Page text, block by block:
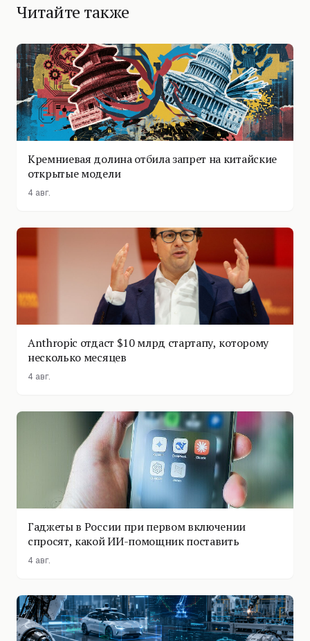
Читайте также
Кремниевая долина отбила запрет на китайские
открытые модели
4 авг.
Anthropic отдаст $10 млрд стартапу, которому
несколько месяцев
4 авг.
Гаджеты в России при первом включении
спросят, какой ИИ-помощник поставить
4 авг.